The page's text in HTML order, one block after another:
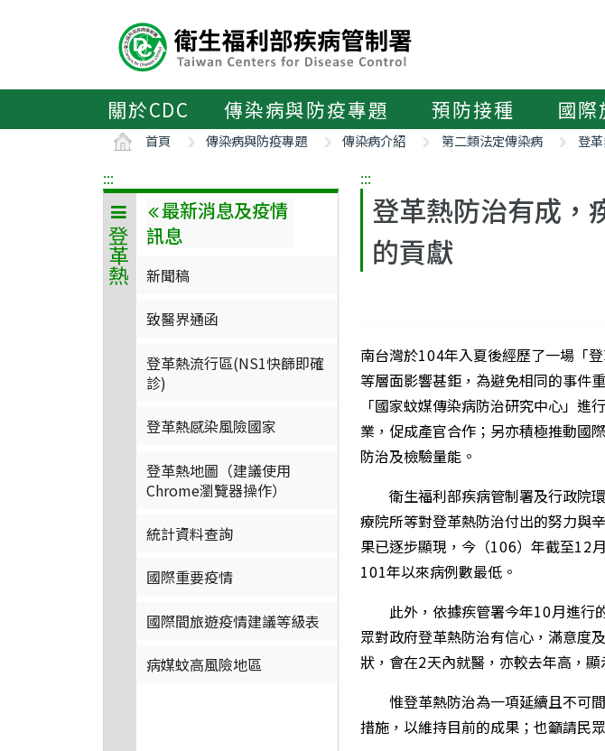
區
關於CDC 傳染病與防疫專題 預防接種 國際
首頁 傳染病與防疫專題 傳染病介紹 第二類法定傳染病 登
:::
登革熱
最新消息及疫情
訊息
新聞稿
致醫界通函
登革熱流行區(NS1快篩即確
診)
登革熱感染風險國家
登革熱地圖（建議使用
Chrome瀏覽器操作）
統計資料查詢
國際重要疫情
國際間旅遊疫情建議等級表
病媒蚊高風險地區
:::
登革熱防治有成，
的貢獻
南台灣於104年入夏後經歷了一場「
等層面影響甚鉅，為避免相同的事件
「國家蚊媒傳染病防治研究中心」進
業，促成產官合作；另亦積極推動國
防治及檢驗量能。
衛生福利部疾病管制署及行政院環
療院所等對登革熱防治付出的努力與
果已逐步顯現，今（106）年截至12月
101年以來病例數最低。
此外，依據疾管署今年10月進行
眾對政府登革熱防治有信心，滿意度
狀，會在2天內就醫，亦較去年高，
惟登革熱防治為一項延續且不可間
措施，以維持目前的成果；也籲請民